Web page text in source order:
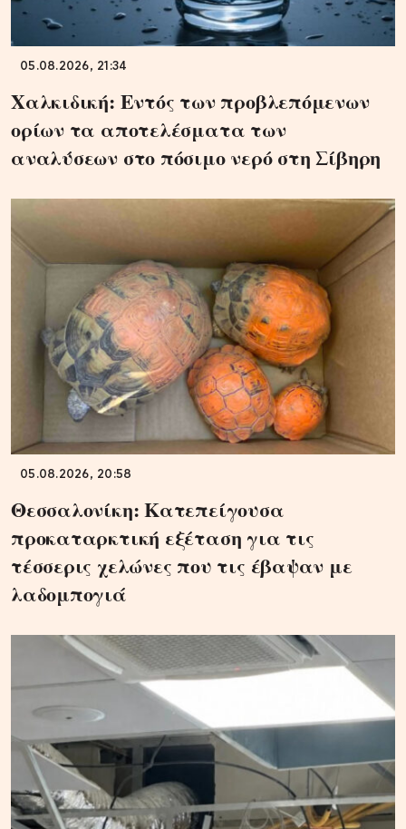
05.08.2026, 21:34
Χαλκιδική: Εντός των προβλεπόμενων
ορίων τα αποτελέσματα των
αναλύσεων στο πόσιμο νερό στη Σίβηρη
05.08.2026, 20:58
Θεσσαλονίκη: Κατεπείγουσα
προκαταρκτική εξέταση για τις
τέσσερις χελώνες που τις έβαψαν με
λαδομπογιά